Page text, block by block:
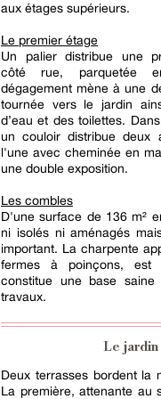
aux étages supérieurs.
Le premier étage
Un palier distribue une
côté rue, parquetée
dégagement mène à une
tournée vers le jardin
d’eau et des toilettes.
un couloir distribue deux
l'une avec cheminée en
une double exposition.
Les combles
D'une surface de 136 m²
ni isolés ni aménagés
important. La charpente
fermes à poinçons,
constitue une base saine
travaux.
Le jardin
Deux terrasses bordent la
La première, attenante au